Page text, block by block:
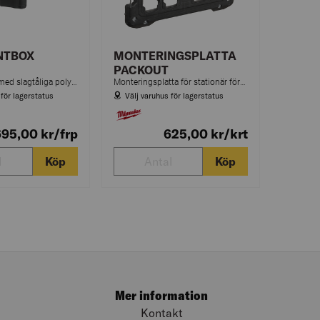
lagerstatus
kr/frp
Köp
MONTERINGSPLATTA
PACKOUT
Monteringsplatta för stationär förvaring. Anpassad för olika monteringskonfigurationer och PACKOUT™-systemet. Slagtålig polymerkonstruktion.
Välj varuhus för lagerstatus
625,00 kr/krt
Köp
Mer information
Kontakt